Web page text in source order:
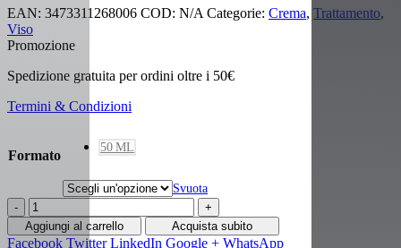
EAN: 3473311268006 COD: N/A Categorie: Crema, Trattamento,
Viso
Promozione
Spedizione gratuita per ordini oltre i 50€
Termini & Condizioni
Formato
50 ML
Svuota
-
+
Aggiungi al carrello
Acquista subito
Facebook Twitter LinkedIn Google + WhatsApp